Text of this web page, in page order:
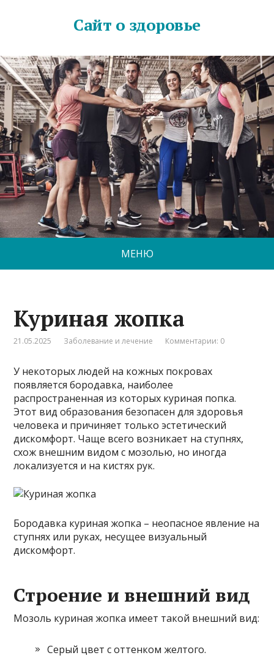
Сайт о здоровье
МЕНЮ
Куриная жопка
21.05.2025 Заболевание и лечение Комментарии: 0
У некоторых людей на кожных покровах
появляется бородавка, наиболее
распространенная из которых куриная попка.
Этот вид образования безопасен для здоровья
человека и причиняет только эстетический
дискомфорт. Чаще всего возникает на ступнях,
схож внешним видом с мозолью, но иногда
локализуется и на кистях рук.
Бородавка куриная жопка – неопасное явление на
ступнях или руках, несущее визуальный
дискомфорт.
Строение и внешний вид
Мозоль куриная жопка имеет такой внешний вид:
Серый цвет с оттенком желтого.